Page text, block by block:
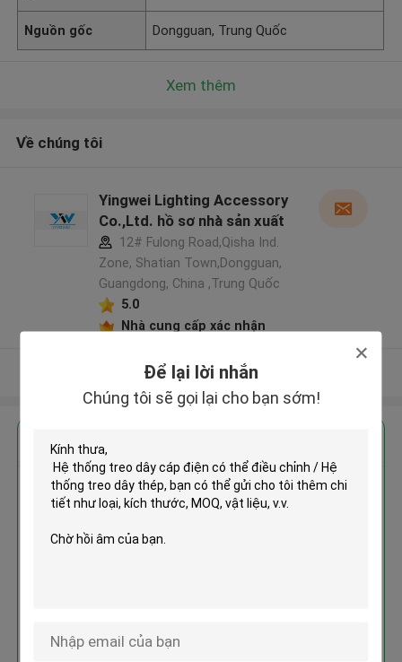
Để lại lời nhắn
Chúng tôi sẽ gọi lại cho bạn sớm!
Nguồn gốc Dongguan, Trung Quốc
Xem thêm
Về chúng tôi
Yingwei Lighting Accessory
Co.,Ltd. hồ sơ nhà sản xuất
12# Fulong Road,Qisha Ind.
Zone, Shatian Town,Dongguan,
Guangdong, China ,Trung Quốc
5.0
Nhà cung cấp xác nhận
Xem thêm
Hệ thống treo dây cáp điện có
thể điều chỉnh / Hệ thống treo
dây thép
Tiếp tục